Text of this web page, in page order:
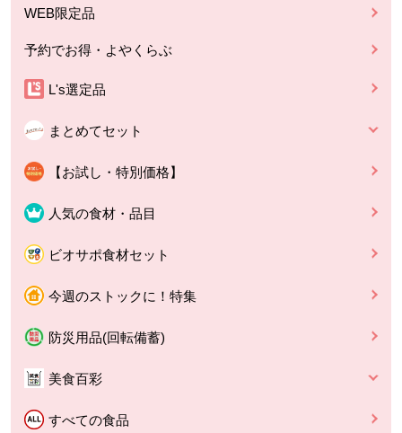
WEB限定品
予約でお得・よやくらぶ
L's選定品
まとめてセット
【お試し・特別価格】
人気の食材・品目
ビオサポ食材セット
今週のストックに！特集
防災用品(回転備蓄)
美食百彩
すべての食品